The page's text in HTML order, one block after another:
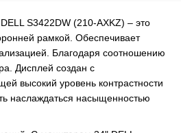
S3422DW (210-AXKZ) – это
рамкой. Обеспечивает
Благодаря соотношению
Дисплей создан с
высокий уровень контрастности
наслаждаться насыщенностью